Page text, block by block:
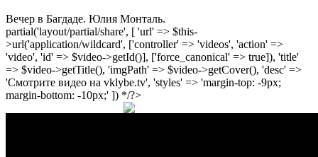
Вечер в Багдаде. Юлия Монталь.
partial('layout/partial/share', [ 'url' => $this-
>url('application/wildcard', ['controller' => 'videos', 'action' =>
'video', 'id' => $video->getId()], ['force_canonical' => true]), 'title'
=> $video->getTitle(), 'imgPath' => $video->getCover(), 'desc' =>
'Смотрите видео на vklybe.tv', 'styles' => 'margin-top: -9px;
margin-bottom: -10px;' ]) */?>